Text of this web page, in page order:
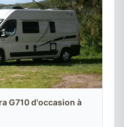
G710 d'occasion à